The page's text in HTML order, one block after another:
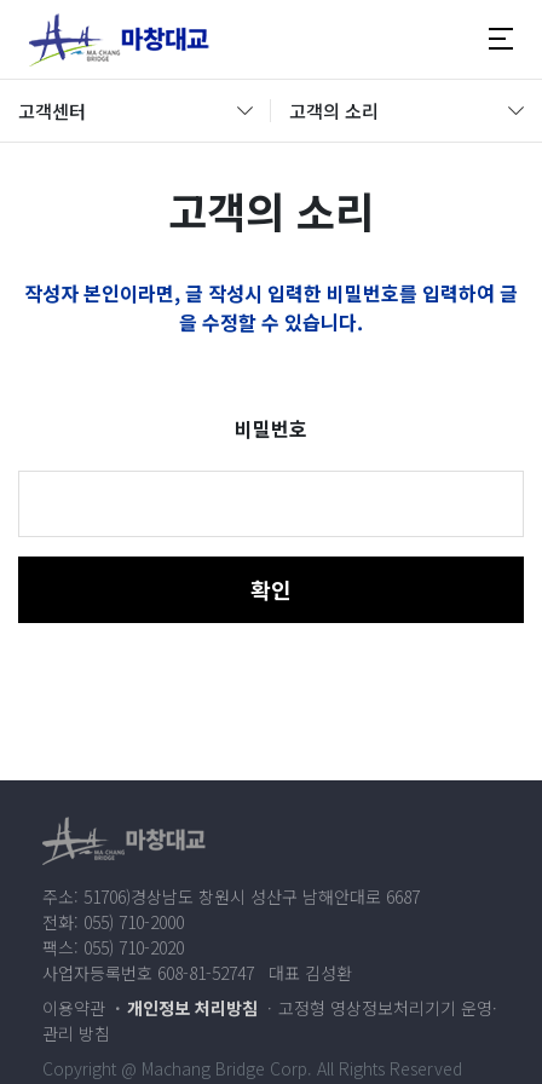
고객센터 고객의 소리
고객의 소리
작성자 본인이라면, 글 작성시 입력한 비밀번호를 입력하여 글
을 수정할 수 있습니다.
비밀번호
확인
주소: 51706)경상남도 창원시 성산구 남해안대로 6687
전화: 055) 710-2000
팩스: 055) 710-2020
사업자등록번호 608-81-52747 대표 김성환
이용약관
개인정보 처리방침
고정형 영상정보처리기기 운영·
관리 방침
Copyright @ Machang Bridge Corp. All Rights Reserved